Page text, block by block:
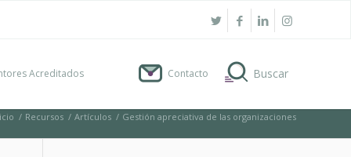
Acreditados Contacto
/ Recursos / Artículos / Gestión apreciativa de las organizaciones